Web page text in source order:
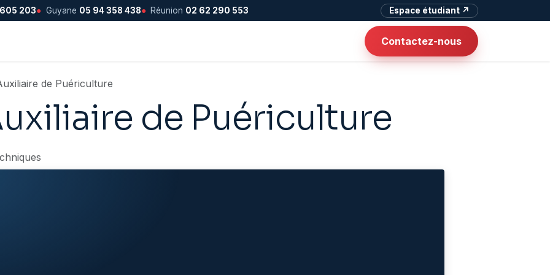
203● Guyane 05 94 358 438● Réunion 02 62 290 553 Espace étudiant ↗
Contactez-nous
de Puériculture
de Puériculture